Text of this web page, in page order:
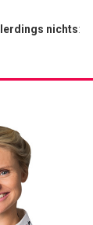
nichts: